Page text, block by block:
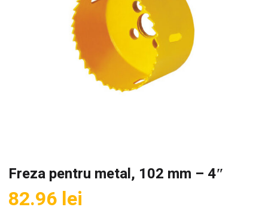
Freza pentru metal, 102 mm – 4″
82.96 lei